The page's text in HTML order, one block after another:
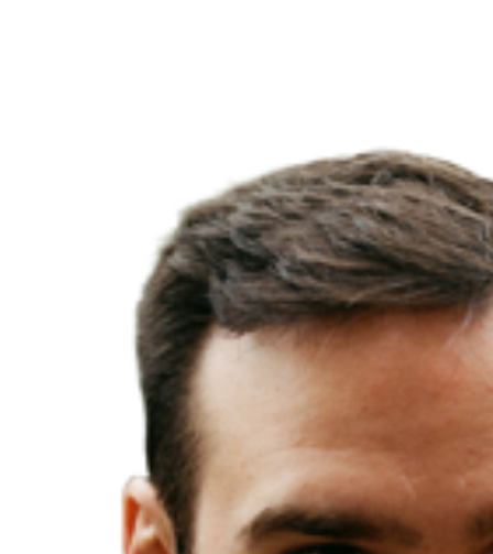
Projektet skal kortlægge, om de stigende